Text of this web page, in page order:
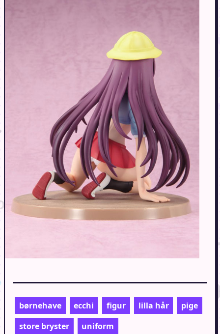
børnehave ecchi figur lilla hår
pige
store bryster
uniform